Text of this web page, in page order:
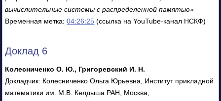
вычислительные системы с распределенной памятью»
Временная метка:04:26:25 (ссылка на YouTube-канал НСКФ)
Доклад 6
Колесниченко О. Ю., Григоревский И. Н.
Докладчик: Колесниченко Ольга Юрьевна, Институт прикладной
математики им. М.В. Келдыша РАН, Москва,